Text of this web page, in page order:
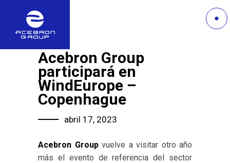
Acebron Group
participará en
WindEurope –
Copenhague
abril 17, 2023
Acebron Group vuelve a visitar otro año
más el evento de referencia del sector